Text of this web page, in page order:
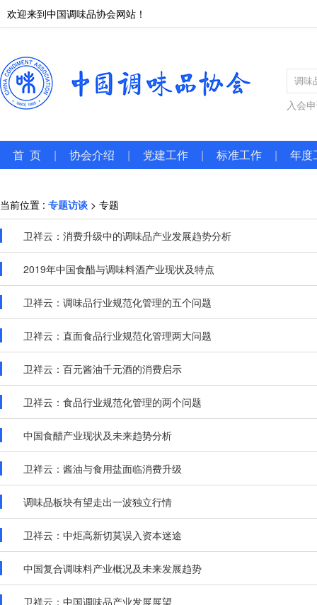
欢迎来到中国调味品协会网站！
入会
首 页 | 协会介绍 | 党建工作 | 标准工作 | 年度
当前位置 : 专题访谈 > 专题
卫祥云：消费升级中的调味品产业发展趋势分析
2019年中国食醋与调味料酒产业现状及特点
卫祥云：调味品行业规范化管理的五个问题
卫祥云：直面食品行业规范化管理两大问题
卫祥云：百元酱油千元酒的消费启示
卫祥云：食品行业规范化管理的两个问题
中国食醋产业现状及未来趋势分析
卫祥云：酱油与食用盐面临消费升级
调味品板块有望走出一波独立行情
卫祥云：中炬高新切莫误入资本迷途
中国复合调味料产业概况及未来发展趋势
卫祥云：中国调味品产业发展展望